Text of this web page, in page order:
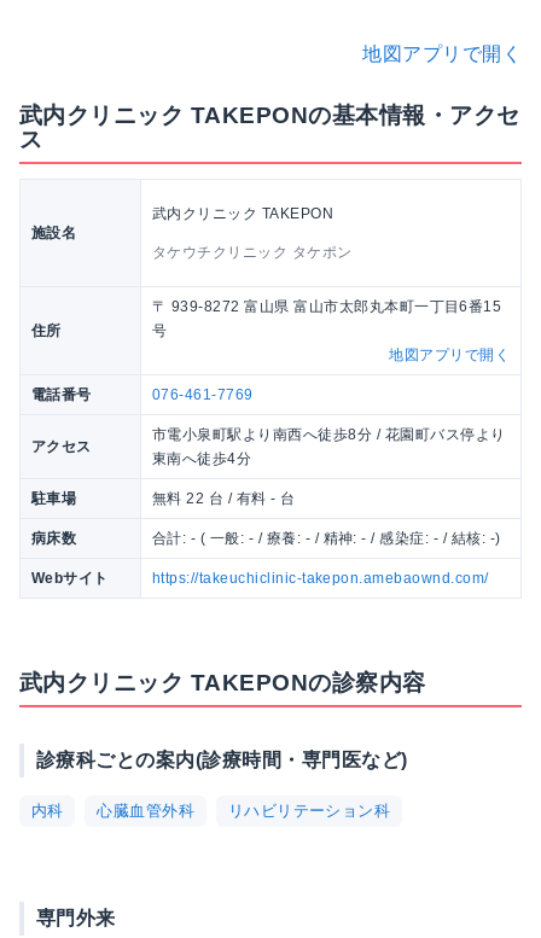
地図アプリで開く
武内クリニック TAKEPONの基本情報・アクセ
ス
施設名
武内クリニック TAKEPON
タケウチクリニック タケポン
住所
〒 939-8272 富山県 富山市太郎丸本町一丁目6番15
号
地図アプリで開く
電話番号 076-461-7769
アクセス
市電小泉町駅より南西へ徒歩8分 / 花園町バス停より
東南へ徒歩4分
駐車場 無料 22 台 / 有料 - 台
病床数 合計: - ( 一般: - / 療養: - / 精神: - / 感染症: - / 結核: -)
Webサイト https://takeuchiclinic-takepon.amebaownd.com/
武内クリニック TAKEPONの診察内容
診療科ごとの案内(診療時間・専門医など)
内科 心臓血管外科 リハビリテーション科
専門外来